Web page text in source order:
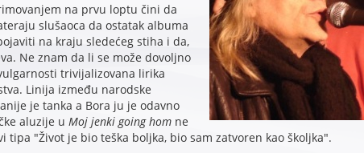
na prvu loptu čini da
slušaoca da ostatak albuma
na kraju sledećeg stiha i da,
Ne znam da li se može dovoljno
trivijalizovana lirika
Linija između narodske
je tanka a Bora ju je odavno
aluzije u Moj jenki going homne
tipa "Život je bio teška boljka, bio sam zatvoren kao školjka".